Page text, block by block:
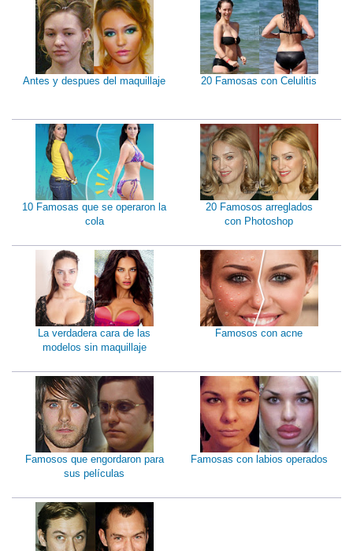
Antes y despues del maquillaje 20 Famosas con Celulitis
10 Famosas que se operaron la
cola
20 Famosos arreglados
con Photoshop
La verdadera cara de las
modelos sin maquillaje
Famosos con acne
Famosos que engordaron para
sus películas
Famosas con labios operados